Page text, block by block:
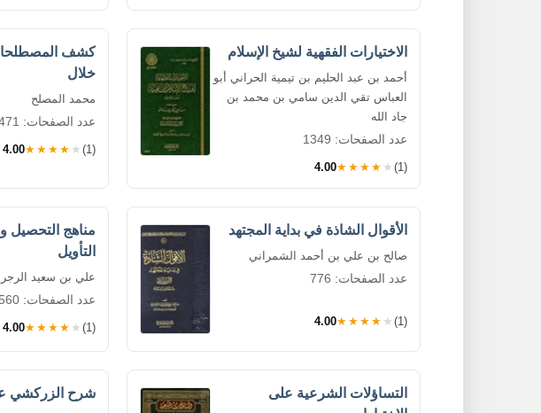
الاختيارات الفقهية لشيخ الإسلام
أحمد بن عبد الحليم بن تيمية الحراني أبو
العباس تقي الدين سامي بن محمد بن
جاد الله
عدد الصفحات: 1349
4.00★★★★★ (1)
كشف
خلال
محمد المصلح
عدد الصفحات: 471
4.00★★★★★ (1)
الأقوال الشاذة في بداية المجتهد
صالح بن علي بن أحمد الشمراني
عدد الصفحات: 776
4.00★★★★★ (1)
مناهج التحصيل
التأويل
علي بن سعيد
عدد الصفحات: 560
4.00★★★★★ (1)
التساؤلات الشرعية على
شرح الزركشي